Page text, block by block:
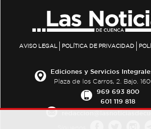
AVISO LEGAL POLÍTICA DE PRIVACIDAD
Ediciones y Servicios
Plaza de los Carros, 2. Bajo.
969 693 800
601 119 818